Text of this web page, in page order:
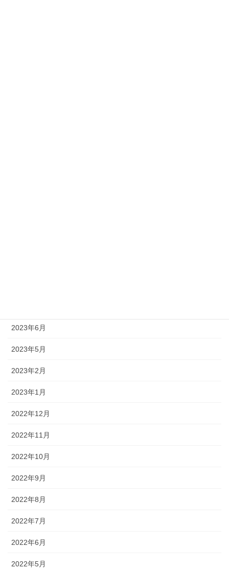
2023年6月
2023年5月
2023年2月
2023年1月
2022年12月
2022年11月
2022年10月
2022年9月
2022年8月
2022年7月
2022年6月
2022年5月